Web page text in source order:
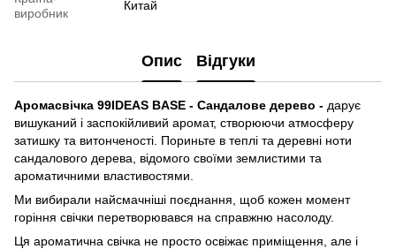
виробник
Китай
Опис Відгуки
Аромасвічка 99IDEAS BASE - Сандалове дерево - дарує
вишуканий і заспокійливий аромат, створюючи атмосферу
затишку та витонченості. Пориньте в теплі та деревні ноти
сандалового дерева, відомого своїми землистими та
ароматичними властивостями.
Ми вибирали найсмачніші поєднання, щоб кожен момент
горіння свічки перетворювався на справжню насолоду.
Ця ароматична свічка не просто освіжає приміщення, але і